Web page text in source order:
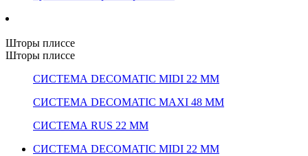
Шторы плиссе
Шторы плиссе
СИСТЕМА DECOMATIC MIDI 22 ММ
СИСТЕМА DECOMATIC MAXI 48 ММ
СИСТЕМА RUS 22 ММ
СИСТЕМА DECOMATIC MIDI 22 ММ